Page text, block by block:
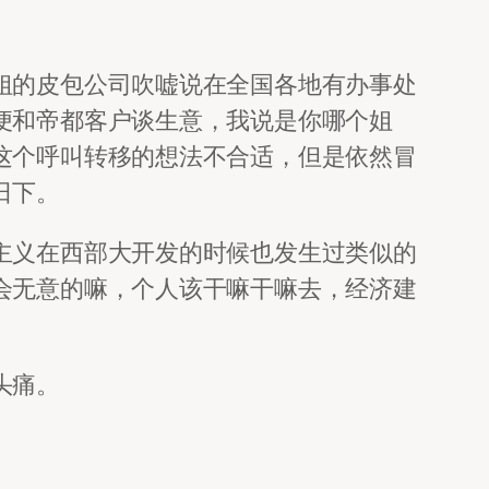
皮包公司吹嘘说在全国各地有办事处
帝都客户谈生意，我说是你哪个姐
呼叫转移的想法不合适，但是依然冒
。
在西部大开发的时候也发生过类似的
意的嘛，个人该干嘛干嘛去，经济建
。